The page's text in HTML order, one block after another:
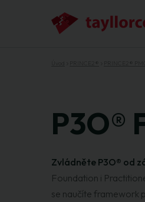
P3O®
Zvládněte P3O® od
Foundation i
se naučíte framework